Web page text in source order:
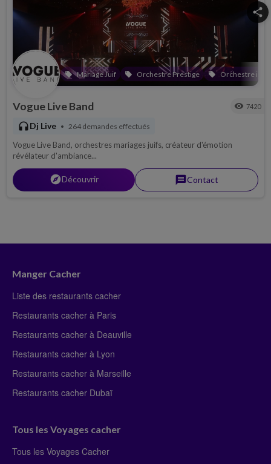
local_offer Mariage Juif local_offer Orchestre Prestige local_offer Orchestre
share
Vogue Live Band visibility 7420
headphonesDj Live • 264 demandes effectués
Vogue Live Band, orchestres mariages juifs, créateur d'émotion
révélateur d'ambiance...
explorerDécouvrir messageContact
Manger Cacher
Liste des restaurants cacher
Restaurants cacher à Paris
Restaurants cacher à Deauville
Restaurants cacher à Lyon
Restaurants cacher à Marseille
Restaurants cacher Dubaï
Tous les Voyages cacher
Tous les Voyages Cacher